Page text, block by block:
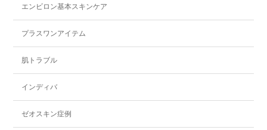
エンビロン基本スキンケア
プラスワンアイテム
肌トラブル
インディバ
ゼオスキン症例